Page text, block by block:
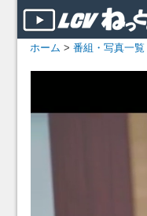
ホーム > 番組・写真一覧